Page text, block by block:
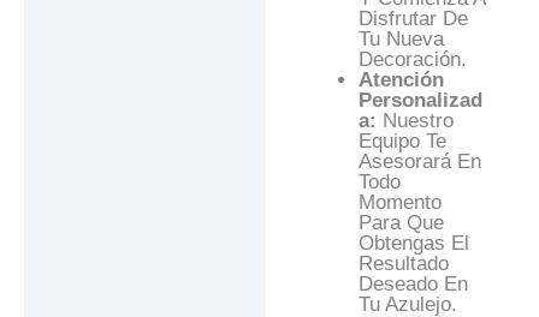
Disfrutar De
Tu Nueva
Decoración.
Atención
Personalizad
A: Nuestro
Equipo Te
Asesorará En
Todo
Momento
Para Que
Obtengas El
Resultado
Deseado En
Tu Azulejo.